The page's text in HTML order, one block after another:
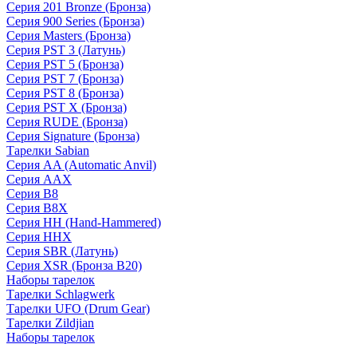
Серия 201 Bronze (Бронза)
Серия 900 Series (Бронза)
Серия Masters (Бронза)
Серия PST 3 (Латунь)
Серия PST 5 (Бронза)
Серия PST 7 (Бронза)
Серия PST 8 (Бронза)
Серия PST X (Бронза)
Серия RUDE (Бронза)
Серия Signature (Бронза)
Тарелки Sabian
Серия AA (Automatic Anvil)
Серия AAX
Серия B8
Серия B8X
Серия HH (Hand-Hammered)
Серия HHX
Серия SBR (Латунь)
Серия XSR (Бронза B20)
Наборы тарелок
Тарелки Schlagwerk
Тарелки UFO (Drum Gear)
Тарелки Zildjian
Наборы тарелок